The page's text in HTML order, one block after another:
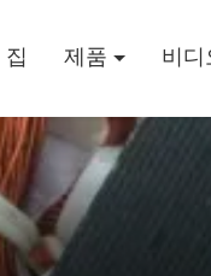
집 제품 비디